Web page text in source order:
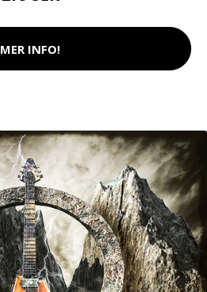
MER INFO!